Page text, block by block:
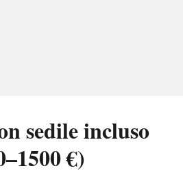
sedile incluso
€)